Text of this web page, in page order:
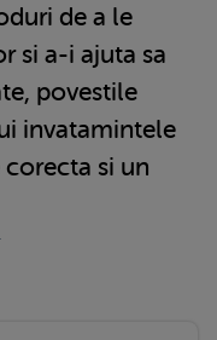
de a le
si a-i ajuta sa
povestile
invatamintele
si un